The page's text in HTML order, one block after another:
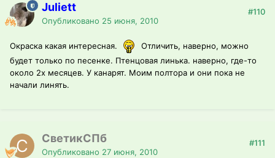
Juliett
Опубликовано 25 июня, 2010
#110
Окраска какая интересная.
Отличить, наверно, можно
будет только по песенке. Птенцовая линька. наверно, где-то
около 2х месяцев. У канарят. Моим полтора и они пока не
начали линять.
СветикСПб
Опубликовано 27 июня, 2010
#111